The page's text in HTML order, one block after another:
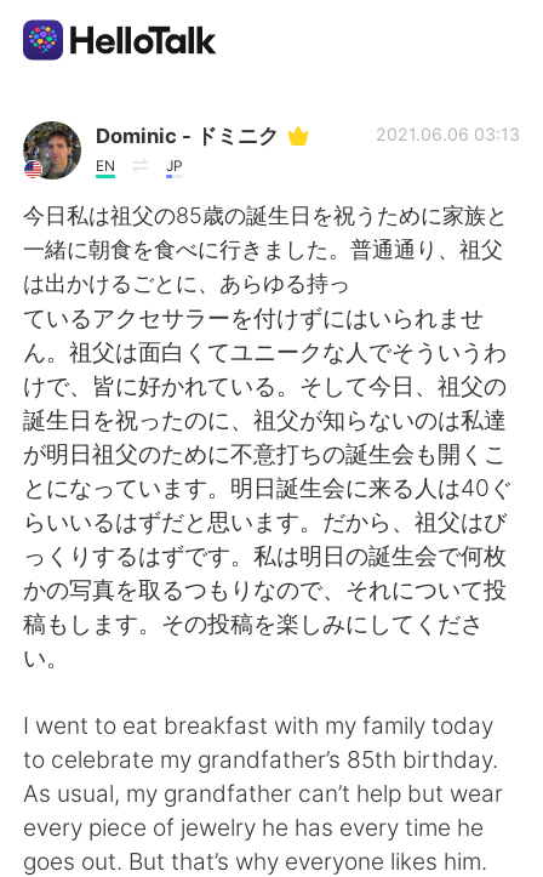
Dil Değişimi Uygulaması
AI Grammar Checker
Türkçe
English
繁體中文 Español
العربية Français
Deutsch 日本語
한국어 Русский
Italiano Tiếng Việt
Português
Dominic - ドミニク
EN JP
2021.06.06 03:13
今日私は祖父の85歳の誕生日を祝うために家族と
一緒に朝食を食べに行きました。普通通り、祖父
は出かけるごとに、あらゆる持っ
ているアクセサラーを付けずにはいられませ
ん。祖父は面白くてユニークな人でそういうわ
けで、皆に好かれている。そして今日、祖父の
誕生日を祝ったのに、祖父が知らないのは私達
が明日祖父のために不意打ちの誕生会も開くこ
とになっています。明日誕生会に来る人は40ぐ
らいいるはずだと思います。だから、祖父はび
っくりするはずです。私は明日の誕生会で何枚
かの写真を取るつもりなので、それについて投
稿もします。その投稿を楽しみにしてくださ
い。
I went to eat breakfast with my family today
to celebrate my grandfather’s 85th birthday.
As usual, my grandfather can’t help but wear
every piece of jewelry he has every time he
goes out. But that’s why everyone likes him.